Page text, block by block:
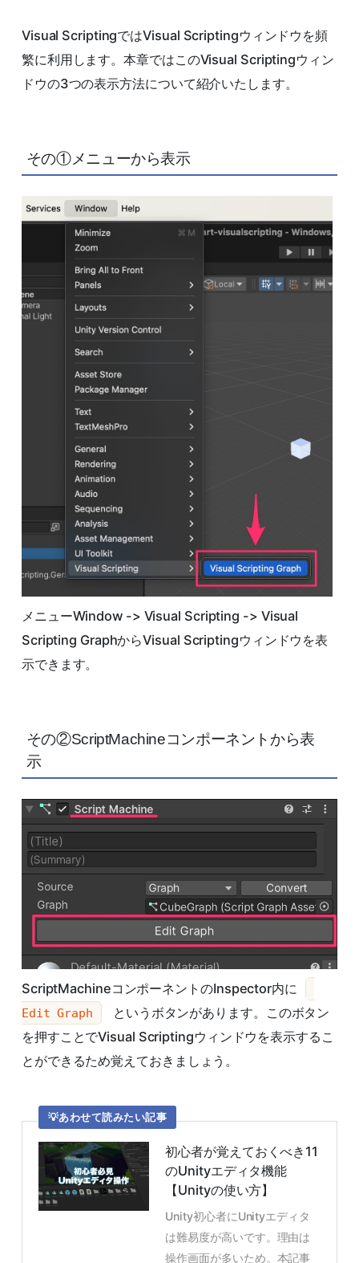
Visual ScriptingではVisual Scriptingウィンドウを頻
繁に利用します。本章ではこのVisual Scriptingウィン
ドウの3つの表示方法について紹介いたします。
その①メニューから表示
メニューWindow -> Visual Scripting -> Visual
Scripting GraphからVisual Scriptingウィンドウを表
示できます。
その②ScriptMachineコンポーネントから表
示
ScriptMachineコンポーネントのInspector内に
Edit Graph
というボタンがあります。このボタン
を押すことでVisual Scriptingウィンドウを表示するこ
とができるため覚えておきましょう。
あわせて読みたい記事
初心者が覚えておくべき11
のUnityエディタ機能
【Unityの使い方】
Unity初心者にUnityエディタ
は難易度が高いです。理由は
操作画面が多いため。本記事